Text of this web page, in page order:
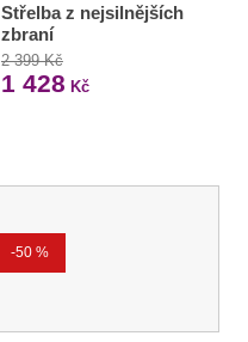
Střelba z nejsilnějších
zbraní
2 399 Kč
1 428 Kč
-50 %